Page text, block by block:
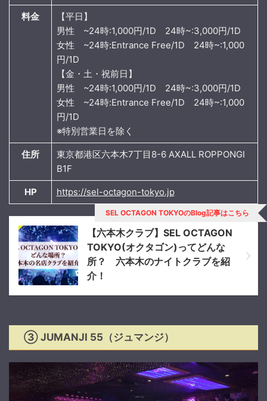
料金
【平日】
男性 ~24時:1,000円/1D 24時~:3,000円/1D
女性 ~24時:Entrance Free/1D 24時~:1,000
円/1D
【金・土・祝前日】
男性 ~24時:1,000円/1D 24時~:3,000円/1D
女性 ~24時:Entrance Free/1D 24時~:1,000
円/1D
※特別営業日を除く
住所
東京都港区六本木7丁目8-6 AXALL ROPPONGI
B1F
HP https://sel-octagon-tokyo.jp
【六本木クラブ】SEL OCTAGON
TOKYO(オクタゴン)ってどんな
所？ 六本木のナイトクラブを紹
介！
SEL OCTAGON TOKYOのBlog記事はこちら
③ JUMANJI 55（ジュマンジ）